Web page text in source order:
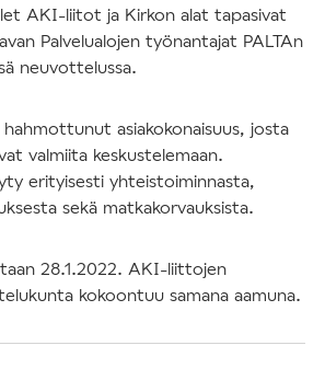
AKI-liitot ja Kirkon alat tapasivat
Palvelualojen työnantajat PALTAn
neuvottelussa.
asiakokonaisuus, josta
valmiita keskustelemaan.
erityisesti yhteistoiminnasta,
sekä matkakorvauksista.
28.1.2022. AKI-liittojen
kokoontuu samana aamuna.